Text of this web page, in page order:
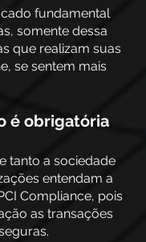
fundamental
somente dessa
que realizam suas
se sentem mais
é obrigatória
tanto a sociedade
entendam a
Compliance, pois
as transações